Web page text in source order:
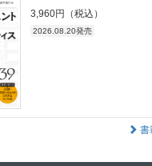
3,960円（税込）
2026.08.20発売
書